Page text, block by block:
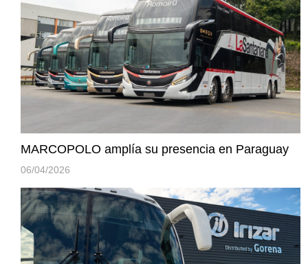
MARCOPOLO amplía su presencia en Paraguay
06/04/2026